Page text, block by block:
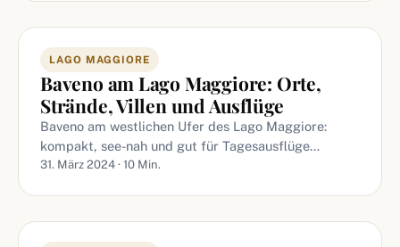
LAGO MAGGIORE
Baveno am Lago Maggiore: Orte,
Strände, Villen und Ausflüge
Baveno am westlichen Ufer des Lago Maggiore:
kompakt, see-nah und gut für Tagesausflüge…
31. März 2024 · 10 Min.